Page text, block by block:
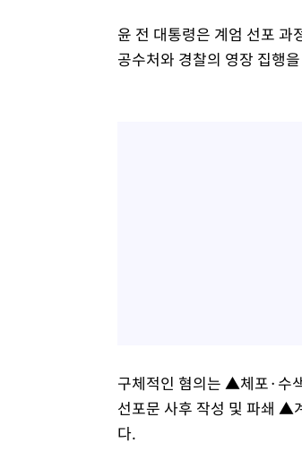
윤 전 대통령은 계엄 선포 과
공수처와 경찰의 영장 집행
구체적인 혐의는 ▲체포·수
선포문 사후 작성 및 파쇄 ▲
다.